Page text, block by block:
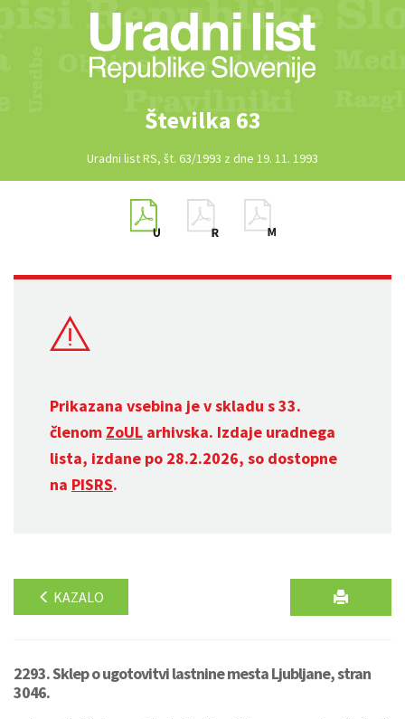
Številka 63
Uradni list RS, št. 63/1993 z dne 19. 11. 1993
Prikazana vsebina je v skladu s 33.
členom ZoUL arhivska. Izdaje uradnega
lista, izdane po 28.2.2026, so dostopne
na PISRS.
KAZALO
2293. Sklep o ugotovitvi lastnine mesta Ljubljane, stran
3046.